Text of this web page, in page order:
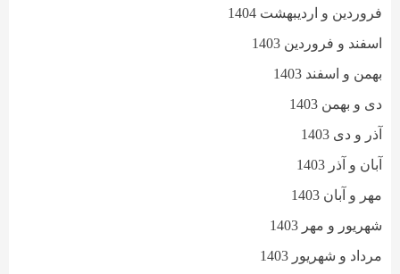
فروردین و اردیبهشت 1404
اسفند و فروردین 1403
بهمن و اسفند 1403
دی و بهمن 1403
آذر و دی 1403
آبان و آذر 1403
مهر و آبان 1403
شهریور و مهر 1403
مرداد و شهریور 1403